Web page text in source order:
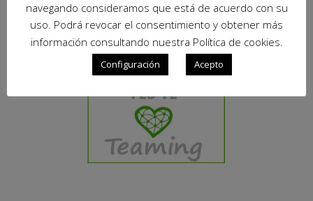
navegando consideramos que está de acuerdo con su
uso. Podrá revocar el consentimiento y obtener más
información consultando nuestra Política de cookies.
Configuración Acepto